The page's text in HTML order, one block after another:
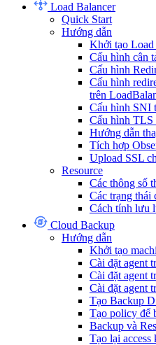
Load Balancer
Quick Start
Hướng dẫn
Khởi tạo Load
Cấu hình cân
Cấu hình
Cấu hình
trên
Cấu hình SNI
Cấu hình TLS
Hướng dẫn
Tích hợp
Upload SSL
Resource
Các thông số
Các trạng thái
Cách tính lưu
Cloud Backup
Hướng dẫn
Khởi tạo
Cài đặt agent
Cài đặt agent
Cài đặt agent
Tạo Backup
Tạo policy để
Backup và
Tạo lại access